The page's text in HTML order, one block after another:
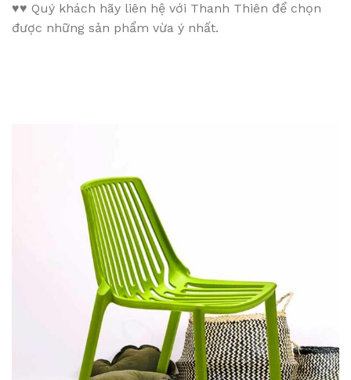
♥♥ Quý khách hãy liên hệ với Thanh Thiên để chọn
được những sản phẩm vừa ý nhất.